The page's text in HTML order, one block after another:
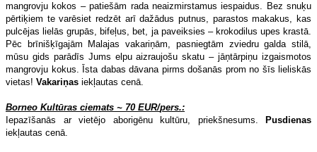
mangrovju kokos – patiešām rada neaizmirstamus iespaidus. Bez snuķu
pērtiķiem te varēsiet redzēt arī dažādus putnus, parastos makakus, kas
pulcējas lielās grupās, bifeļus, bet, ja paveiksies – krokodilus upes krastā.
Pēc brīnišķīgajām Malajas vakariņām, pasniegtām zviedru galda stilā,
mūsu gids parādīs Jums elpu aizraujošu skatu – jāņtārpiņu izgaismotos
mangrovju kokus. Īsta dabas dāvana pirms došanās prom no šīs lieliskās
vietas! Vakariņas iekļautas cenā.
Borneo Kultūras ciemats ~ 70 EUR/pers.:
Iepazīšanās ar vietējo aborigēnu kultūru, priekšnesums.
Pusdienas
iekļautas cenā.